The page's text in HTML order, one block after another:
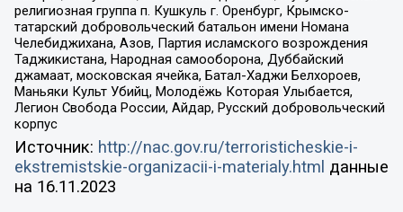
религиозная группа п. Кушкуль г. Оренбург, Крымско-
татарский добровольческий батальон имени Номана
Челебиджихана, Азов, Партия исламского возрождения
Таджикистана, Народная самооборона, Дуббайский
джамаат, московская ячейка, Батал-Хаджи Белхороев,
Маньяки Культ Убийц, Молодёжь Которая Улыбается,
Легион Свобода России, Айдар, Русский добровольческий
корпус
Источник: http://nac.gov.ru/terroristicheskie-i-
ekstremistskie-organizacii-i-materialy.html данные
на 16.11.2023